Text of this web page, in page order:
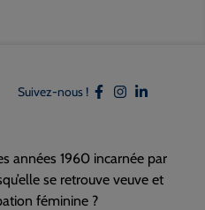
Suivez-nous !
années 1960 incarnée par
se retrouve veuve et
féminine ?